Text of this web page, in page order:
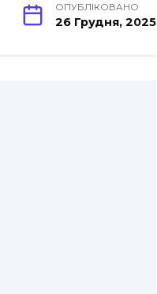
ОПУБЛІКОВАНО
26 Грудня, 2025